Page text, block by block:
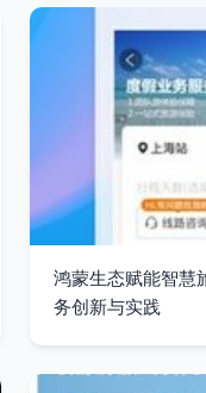
鸿蒙生态赋能智慧
务创新与实践